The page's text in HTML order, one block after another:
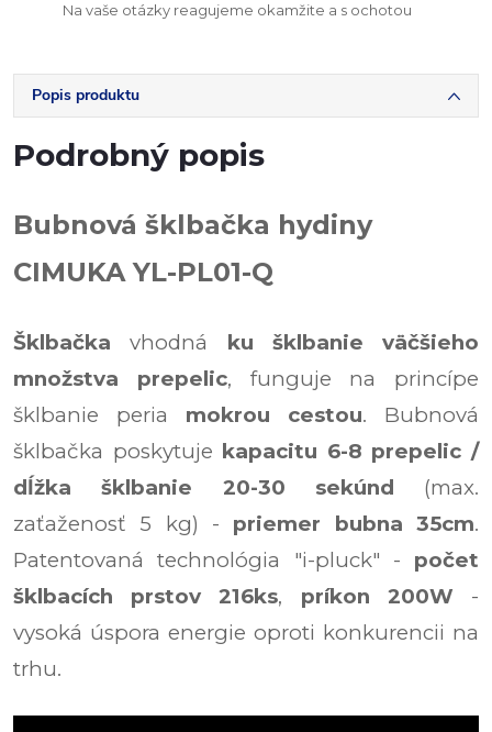
Na vaše otázky reagujeme okamžite a s ochotou
Popis produktu
Podrobný popis
Bubnová šklbačka hydiny
CIMUKA YL-PL01-Q
Šklbačka vhodná ku šklbanie väčšieho
množstva prepelic, funguje na princípe
šklbanie peria mokrou cestou. Bubnová
šklbačka poskytuje kapacitu 6-8 prepelic /
dĺžka šklbanie 20-30 sekúnd (max.
zaťaženosť 5 kg) - priemer bubna 35cm.
Patentovaná technológia "i-pluck" - počet
šklbacích prstov 216ks, príkon 200W -
vysoká úspora energie oproti konkurencii na
trhu.